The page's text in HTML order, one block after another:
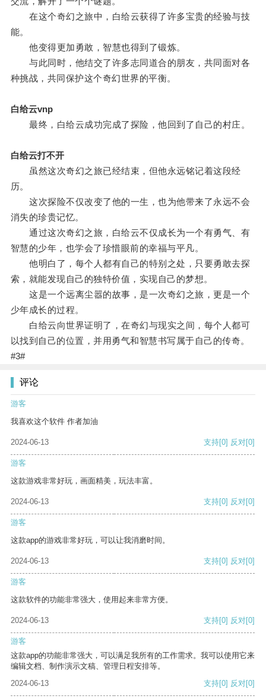
在这个奇幻之旅中，白给云获得了许多宝贵的经验与技
能。
他变得更加勇敢，智慧也得到了锻炼。
与此同时，他结交了许多志同道合的朋友，共同面对各
种挑战，共同保护这个奇幻世界的平衡。
白给云vnp
最终，白给云成功完成了探险，他回到了自己的村庄。
白给云打不开
虽然这次奇幻之旅已经结束，但他永远铭记着这段经
历。
这次探险不仅改变了他的一生，也为他带来了永远不会
消失的珍贵记忆。
通过这次奇幻之旅，白给云不仅成长为一个有勇气、有
智慧的少年，也学会了珍惜眼前的幸福与平凡。
他明白了，每个人都有自己的特别之处，只要勇敢去探
索，就能发现自己的独特价值，实现自己的梦想。
这是一个远离尘嚣的故事，是一次奇幻之旅，更是一个
少年成长的过程。
白给云向世界证明了，在奇幻与现实之间，每个人都可
以找到自己的位置，并用勇气和智慧书写属于自己的传奇。
#3#
评论
游客
我喜欢这个软件 作者加油
2024-06-13 支持[0] 反对[0]
游客
这款游戏非常好玩，画面精美，玩法丰富。
2024-06-13 支持[0] 反对[0]
游客
这款app的游戏非常好玩，可以让我消磨时间。
2024-06-13 支持[0] 反对[0]
游客
这款软件的功能非常强大，使用起来非常方便。
2024-06-13 支持[0] 反对[0]
游客
这款app的功能非常强大，可以满足我所有的工作需求。我可以使用它来
编辑文档、制作演示文稿、管理日程安排等。
2024-06-13
支持[0] 反对[0]